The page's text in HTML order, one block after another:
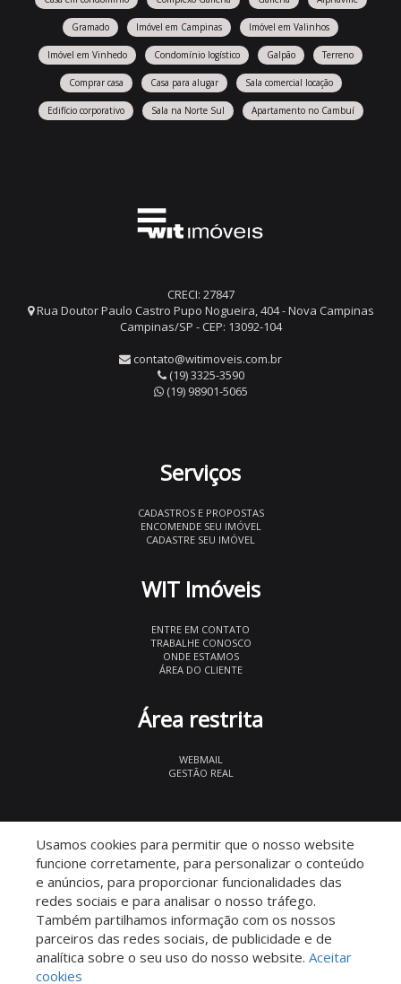
Gramado Imóvel em Campinas Imóvel em Valinhos
Imóvel em Vinhedo Condomínio logístico Galpão Terreno
Comprar casa Casa para alugar Sala comercial locação
Edifício corporativo Sala na Norte Sul Apartamento no Cambuí
CRECI: 27847
Rua Doutor Paulo Castro Pupo Nogueira, 404 - Nova Campinas
Campinas/SP - CEP: 13092-104
contato@witimoveis.com.br
(19) 3325-3590
(19) 98901-5065
Serviços
CADASTROS E PROPOSTAS
ENCOMENDE SEU IMÓVEL
CADASTRE SEU IMÓVEL
WIT Imóveis
ENTRE EM CONTATO
TRABALHE CONOSCO
ONDE ESTAMOS
ÁREA DO CLIENTE
Área restrita
WEBMAIL
GESTÃO REAL
Descomplicado por:
Usamos cookies para permitir que o nosso website
funcione corretamente, para personalizar o conteúdo
e anúncios, para proporcionar funcionalidades das
redes sociais e para analisar o nosso tráfego.
Também partilhamos informação com os nossos
parceiros das redes sociais, de publicidade e de
analítica sobre o seu uso do nosso website. Aceitar
cookies